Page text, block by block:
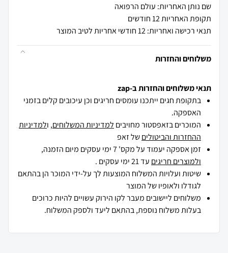
שם נותן האחריות: עולם הרפואה
תקופת האחריות 12 חודשים
תנאי רכישה ואחריות: 12 חודשי אחריות לטיב המוצר
משלוחים והחזרות
תנאי משלוחים והחזרות ב-zap
בתקופת חגים ייתכנו עומסים חריגים וכן עיכובים קלים בזמני
האספקה.
המוכרים בזאפסטור מחויבים למדיניות המשלוחים, ולמדיניות
ההחזרות והביטוליםשל זאפ
זמן אספקה יעמוד על מקס' 7 ימי עסקים מיום הזמנה,
ולמוצרים חריגים עד 21 ימי עסקים .
שיטות ועלויות המשלוח המוצעות לך על-ידי המוכר הן בהתאם
לגודלו ולאופיו של המוצר
משלוחים ליישובים מעבר לקו הירוק עשויים להיות כרוכים
בעלות משלוח נוספת, בהתאם ליעד ולספק המשלוח.